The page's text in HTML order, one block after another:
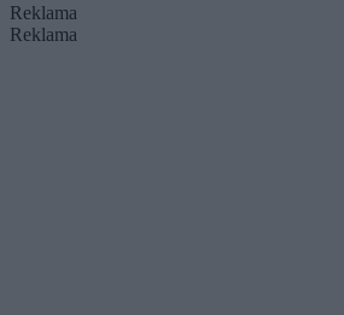
Reklama
Reklama